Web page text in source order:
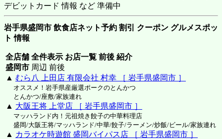
デビットカード 情報 など 準備中
岩手県盛岡市 飲食店ネット予約 割引 クーポン グルメスポッ
ト 情報
全店舗 全件表示 お店一覧 前後 紹介
盛岡市 周辺 前後
▲ むら八 上田店 有限会社 村幸 ［ 岩手県盛岡市 ］
オススメ！岩手県産厳選ポークのとんかつ
とんかつ/座敷/家族連れ
▲ 大阪王将 上堂店 ［ 岩手県盛岡市 ］
マッハランド内！元祖焼き餃子の中華料理店
盛岡/大阪王将/マッハランド/中華/餃子/ラーメン/炒飯/ビール/家族連れ
▲ カラオケ時遊館 盛岡バイパス店 ［ 岩手県盛岡市 ］